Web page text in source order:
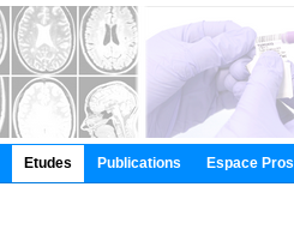
Etudes Publications Espace Pros